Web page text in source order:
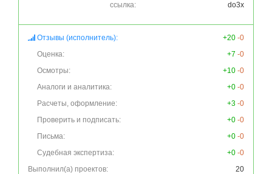
ссылка:
do3x
Отзывы (исполнитель): +20 -0
Оценка:
+7 -0
Осмотры:
+10 -0
Аналоги и аналитика:
+0 -0
Расчеты, оформление:
+3 -0
Проверить и подписать:
+0 -0
Письма:
+0 -0
Судебная экспертиза:
+0 -0
Выполнил(а) проектов:
20